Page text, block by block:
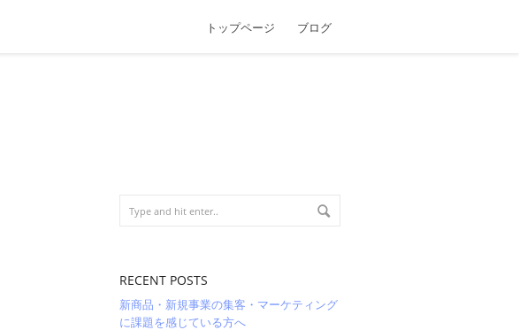
トップページ ブログ
RECENT POSTS
新商品・新規事業の集客・マーケティング
に課題を感じている方へ